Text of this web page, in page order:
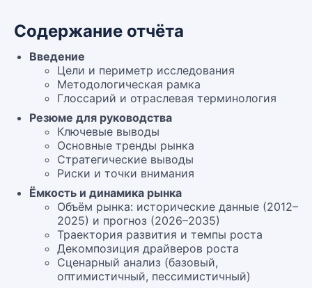
Содержание отчёта
Введение
Цели и периметр исследования
Методологическая рамка
Глоссарий и отраслевая терминология
Резюме для руководства
Ключевые выводы
Основные тренды рынка
Стратегические выводы
Риски и точки внимания
Ёмкость и динамика рынка
Объём рынка: исторические данные (2012–
2025) и прогноз (2026–2035)
Траектория развития и темпы роста
Декомпозиция драйверов роста
Сценарный анализ (базовый,
оптимистичный, пессимистичный)